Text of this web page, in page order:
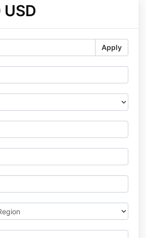
Apply